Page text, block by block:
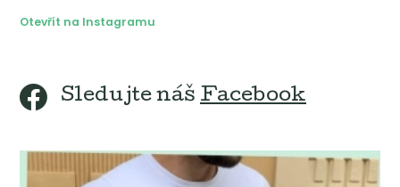
Otevřít na Instagramu
Sledujte náš Facebook